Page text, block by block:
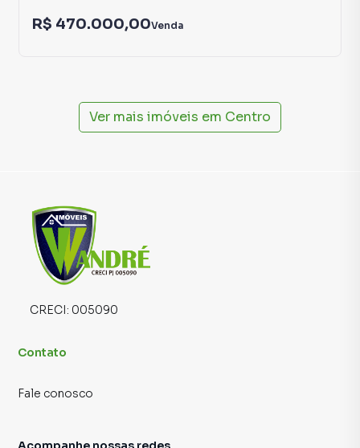
R$ 470.000,00Venda
Ver mais imóveis em Centro
CRECI: 005090
Contato
Fale conosco